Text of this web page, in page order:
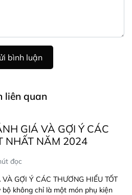
bình luận
liên quan
GIÁ VÀ GỢI Ý CÁC
NHẤT NĂM 2024
đọc
GỢI Ý CÁC THƯƠNG HIỂU TỐT
bộ không chỉ là một món phụ kiện